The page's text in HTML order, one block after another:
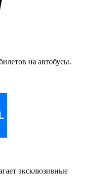
на автобусы.
эксклюзивные